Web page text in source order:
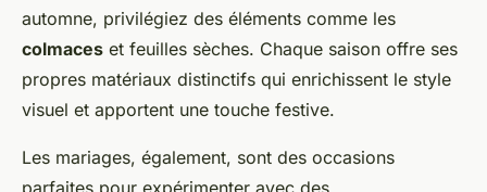
automne, privilégiez des éléments comme les
colmaces et feuilles sèches. Chaque saison offre ses
propres matériaux distinctifs qui enrichissent le style
visuel et apportent une touche festive.
Les mariages, également, sont des occasions
parfaites pour expérimenter avec des